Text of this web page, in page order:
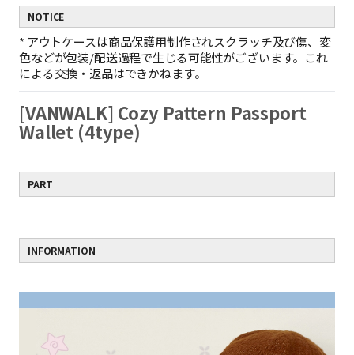
ZeroX商品と他の商品を一緒にご購入いただくと、送料は他の商
品にのみかかります。
（ZeroX商品には送料がかかりません。）
2 ZeroX商品だけを購入する場合、最小送料が適用されます。
ZeroX商品だけをご購入いただくと、最も軽い商品1点を基準に最
小送料のみがかかります。
例：ZeroX 1個の送料 = ZeroX 10個の送料
3ZeroX商品だけで10,000円以上お買い上げの場合、送料無料と
なります。
1回の注文でZeroX商品だけを10,000円以上購入すると、送料は完
（ZeroX以外の商品が含まれている場合、送料無料は適用されま
せん。）
NOTICE
* アウトケースは商品保護用制作されスクラッチ及び傷、変
色などが包装/配送過程で生じる可能性がございます。これ
による交換・返品はできかねます。
[VANWALK] Cozy Pattern Passport
Wallet (4type)
PART
INFORMATION